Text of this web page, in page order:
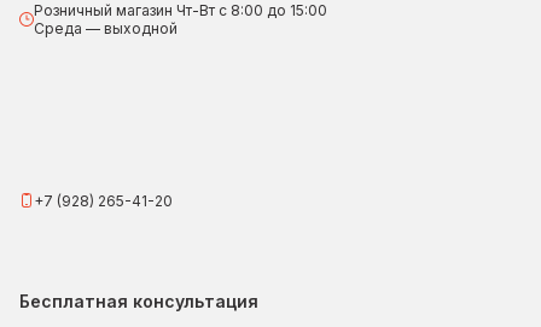
Розничный магазин Чт-Вт с 8:00 до 15:00
Среда — выходной
+7 (928) 265-41-20
Бесплатная консультация